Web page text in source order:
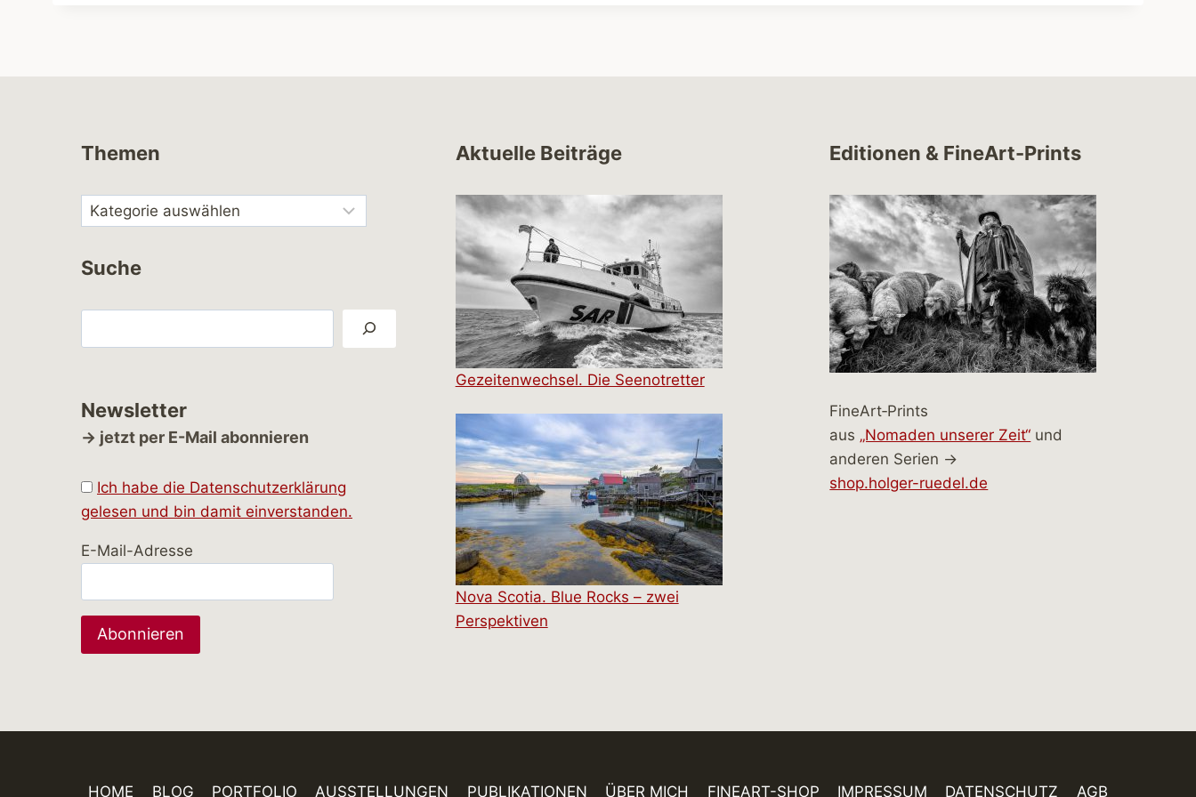
Themen
Suche
Newsletter
→ jetzt per E-Mail abonnieren
Ich habe die Datenschutzerklärung
gelesen und bin damit einverstanden.
E-Mail-Adresse
Aktuelle Beiträge
Gezeitenwechsel. Die Seenotretter
Nova Scotia. Blue Rocks – zwei
Perspektiven
Editionen & FineArt-Prints
FineArt‑Prints
aus „Nomaden unserer Zeit“ und
anderen Serien →
shop.holger-ruedel.de
HOME BLOG PORTFOLIO AUSSTELLUNGEN PUBLIKATIONEN ÜBER MICH FINEART-SHOP IMPRESSUM DATENSCHUTZ AGB